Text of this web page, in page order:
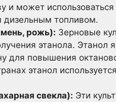
и может
дизельным топливом.
рожь): Зерновые
этанола. Этанол
для повышения
этанол
свекла): Эти